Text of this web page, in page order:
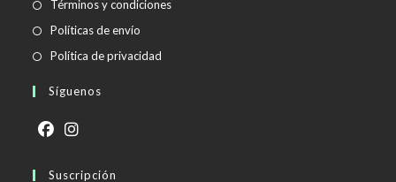
Términos y condiciones
Políticas de envío
abre
Política de privacidad
Síguenos
abre abre
Suscripción